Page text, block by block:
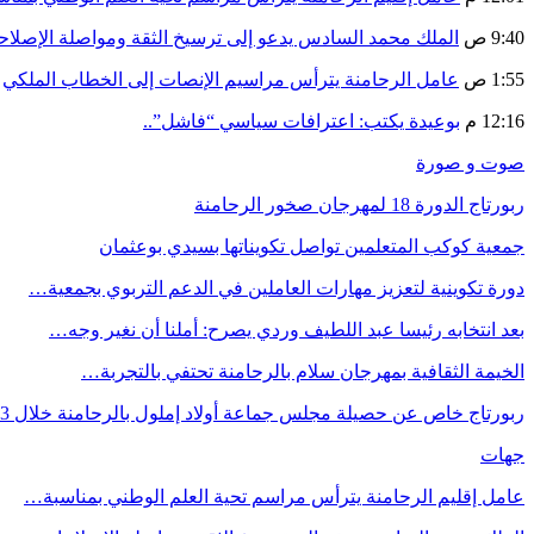
9:40 ص الملك محمد السادس يدعو إلى ترسيخ الثقة ومواصلة
1:55 ص عامل الرحامنة يترأس مراسيم الإنصات إلى الخطاب الملكي
12:16 م بوعيدة يكتب: اعترافات سياسي “فاشل”..
صوت و صورة
ربورتاج الدورة 18 لمهرجان صخور الرحامنة
جمعية كوكب المتعلمين تواصل تكويناتها بسيدي بوعثمان
دورة تكوينية لتعزيز مهارات العاملين في الدعم التربوي بجمعية…
بعد انتخابه رئيسا عبد اللطيف وردي يصرح: أملنا أن نغير وجه…
الخيمة الثقافية بمهرجان سلام بالرحامنة تحتفي بالتجربة…
ربورتاج خاص عن حصيلة مجلس جماعة أولاد إملول بالرحامنة خلال 3…
جهات
عامل إقليم الرحامنة يترأس مراسم تحية العلم الوطني بمناسبة…